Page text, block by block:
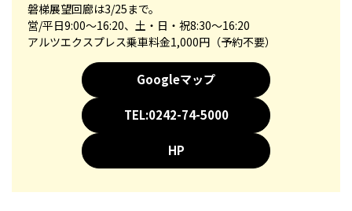
磐梯展望回廊は3/25まで。
営/平日9:00〜16:20、土・日・祝8:30〜16:20
アルツエクスプレス乗車料金1,000円（予約不要）
Googleマップ
TEL:0242-74-5000
HP